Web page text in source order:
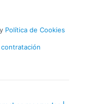
y Política de Cookies